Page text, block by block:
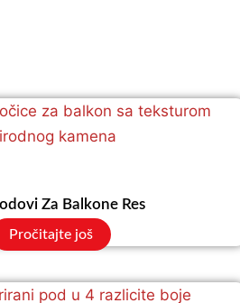
Za Balkone Res
Pročitajte još